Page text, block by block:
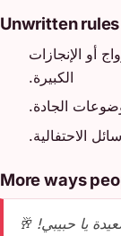
Unwritten rules
أو الإنجازات
الكبيرة.
الجادة.
الاحتفالية.
More ways
يا حبيبي! 🥂